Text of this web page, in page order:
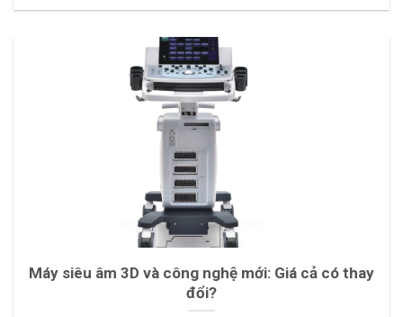
Máy siêu âm 3D và công nghệ mới: Giá cả có thay
đổi?